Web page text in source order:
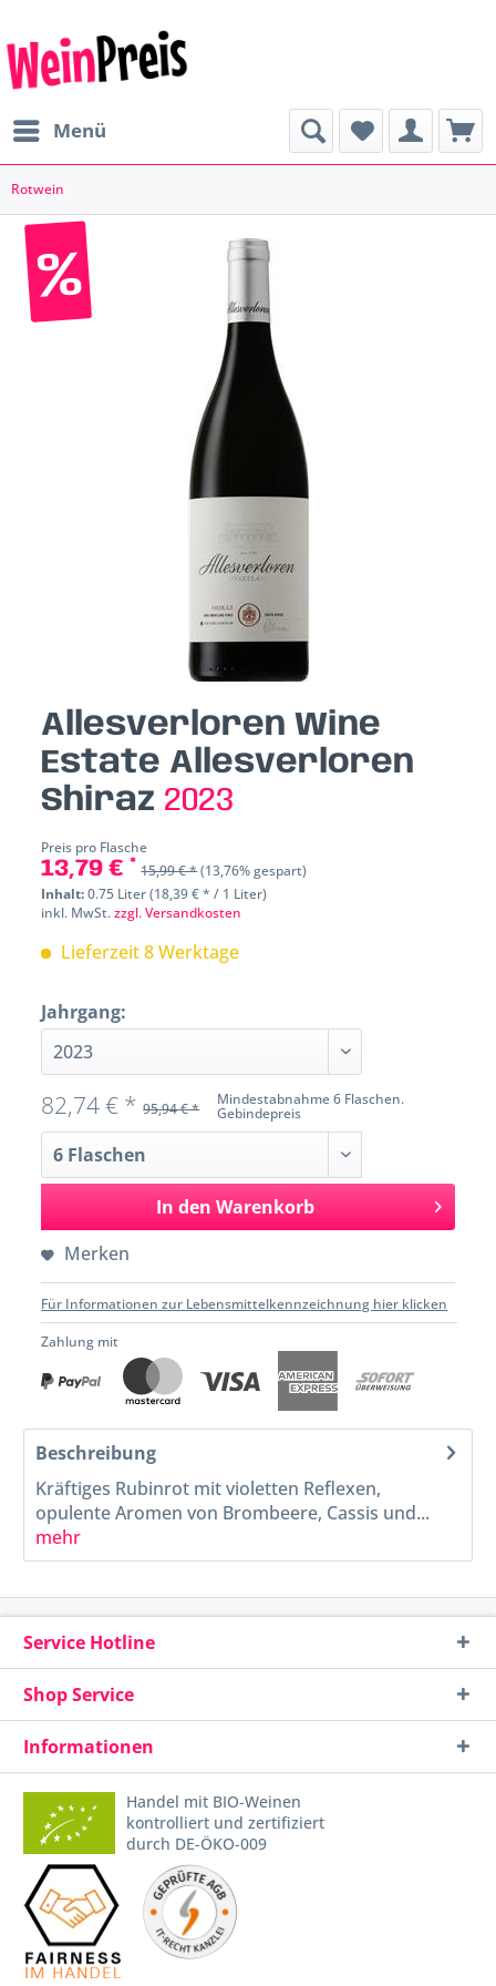
Menü
Rotwein
Allesverloren Wine
Estate Allesverloren
Shiraz 2023
Preis pro Flasche
13,79 € * 15,99 € *(13,76% gespart)
Inhalt:0.75 Liter (18,39 € * / 1 Liter)
inkl. MwSt.zzgl. Versandkosten
Lieferzeit 8 Werktage
Jahrgang:
Mindestabnahme 6 Flaschen.
Gebindepreis
82,74 € * 95,94 € *
In den Warenkorb
Merken
Für Informationen zur Lebensmittelkennzeichnung hier klicken
Zahlung mit
Beschreibung
Kräftiges Rubinrot mit violetten Reflexen,
opulente Aromen von Brombeere, Cassis und...
mehr
Service Hotline
Shop Service
Informationen
Handel mit BIO-Weinen
kontrolliert und zertifiziert
durch DE-ÖKO-009